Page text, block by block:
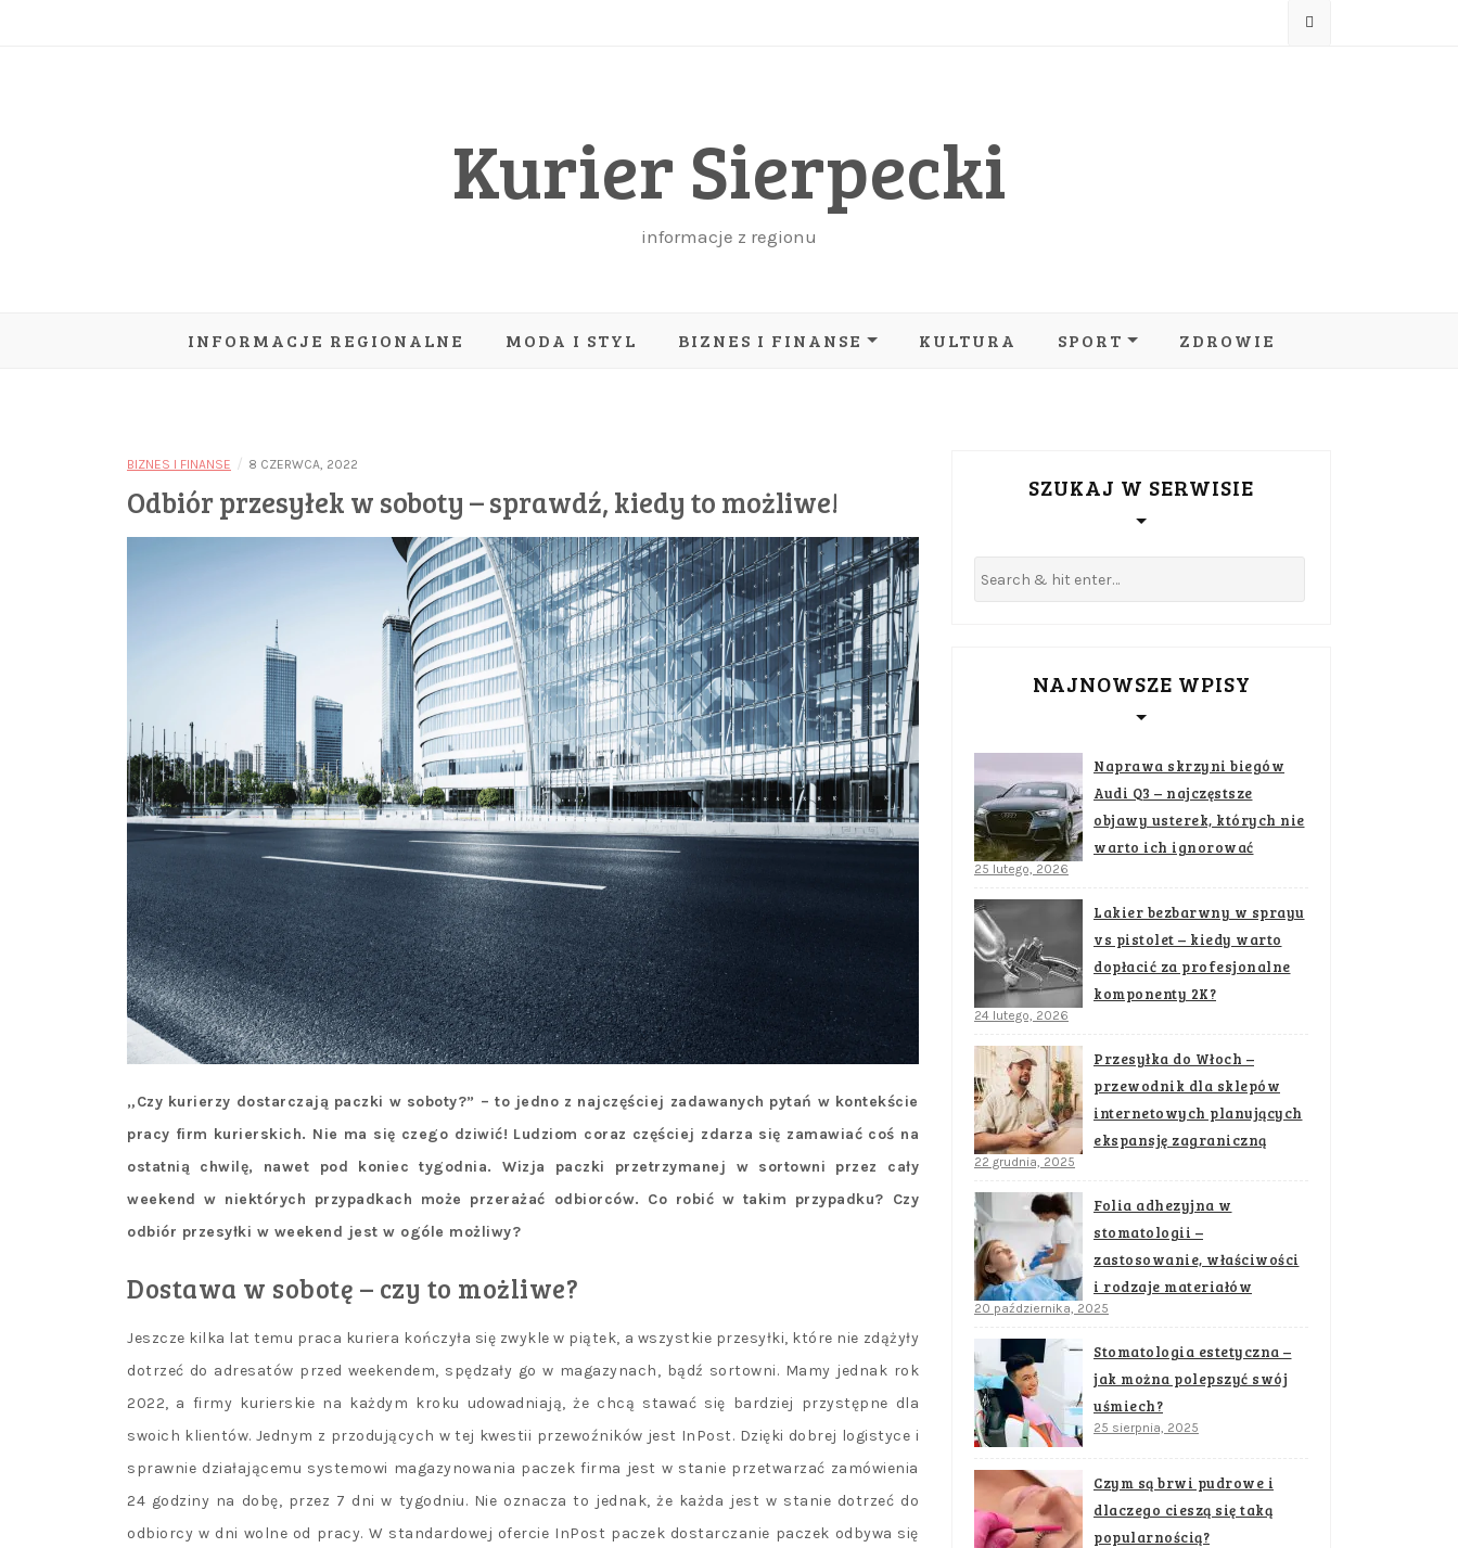
Kurier Sierpecki
informacje z regionu
INFORMACJE REGIONALNE MODA I STYL BIZNES I FINANSE KULTURA SPORT ZDROWIE
BIZNES I FINANSE / 8 CZERWCA, 2022
Odbiór przesyłek w soboty – sprawdź, kiedy to możliwe!
„Czy kurierzy dostarczają paczki w soboty?” – to jedno z najczęściej zadawanych pytań w kontekście
pracy firm kurierskich. Nie ma się czego dziwić! Ludziom coraz częściej zdarza się zamawiać coś na
ostatnią chwilę, nawet pod koniec tygodnia. Wizja paczki przetrzymanej w sortowni przez cały
weekend w niektórych przypadkach może przerażać odbiorców. Co robić w takim przypadku? Czy
odbiór przesyłki w weekend jest w ogóle możliwy?
Dostawa w sobotę – czy to możliwe?
Jeszcze kilka lat temu praca kuriera kończyła się zwykle w piątek, a wszystkie przesyłki, które nie zdążyły
dotrzeć do adresatów przed weekendem, spędzały go w magazynach, bądź sortowni. Mamy jednak rok
2022, a firmy kurierskie na każdym kroku udowadniają, że chcą stawać się bardziej przystępne dla
swoich klientów. Jednym z przodujących w tej kwestii przewoźników jest InPost. Dzięki dobrej logistyce i
sprawnie działającemu systemowi magazynowania paczek firma jest w stanie przetwarzać zamówienia
24 godziny na dobę, przez 7 dni w tygodniu. Nie oznacza to jednak, że każda jest w stanie dotrzeć do
odbiorcy w dni wolne od pracy. W standardowej ofercie InPost paczek dostarczanie paczek odbywa się
SZUKAJ W SERWISIE
NAJNOWSZE WPISY
Naprawa skrzyni biegów
Audi Q3 – najczęstsze
objawy usterek, których nie
warto ich ignorować
25 lutego, 2026
Lakier bezbarwny w sprayu
vs pistolet – kiedy warto
dopłacić za profesjonalne
komponenty 2K?
24 lutego, 2026
Przesyłka do Włoch –
przewodnik dla sklepów
internetowych planujących
ekspansję zagraniczną
22 grudnia, 2025
Folia adhezyjna w
stomatologii –
zastosowanie, właściwości
i rodzaje materiałów
20 października, 2025
Stomatologia estetyczna –
jak można polepszyć swój
uśmiech?
25 sierpnia, 2025
Czym są brwi pudrowe i
dlaczego cieszą się taką
popularnością?